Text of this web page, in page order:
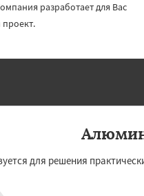
разработает для Вас
для решения